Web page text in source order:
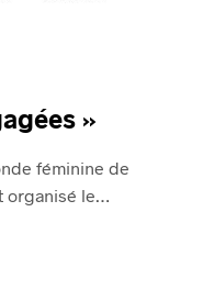
»
féminine de
organisé le…